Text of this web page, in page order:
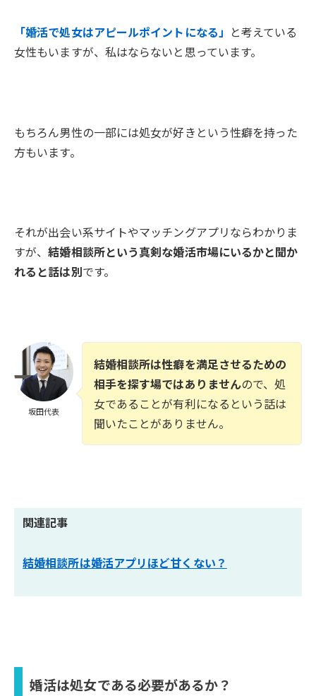
「婚活で処女はアピールポイントになる」 と考えている
女性もいますが、私はならないと思っています。
もちろん男性の一部には処女が好きという性癖を持った
方もいます。
それが出会い系サイトやマッチングアプリならわかりま
すが、結婚相談所という真剣な婚活市場にいるかと聞か
れると話は別です。
坂田代表
結婚相談所は性癖を満足させるための
相手を探す場ではありませんので、処
女であることが有利になるという話は
聞いたことがありません。
関連記事
結婚相談所は婚活アプリほど甘くない？
婚活は処女である必要があるか？